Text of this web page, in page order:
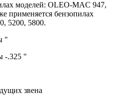
моделей: OLEO-MAC 947,
применяется бензопилах
5200, 5800.
"
-.325 "
звена